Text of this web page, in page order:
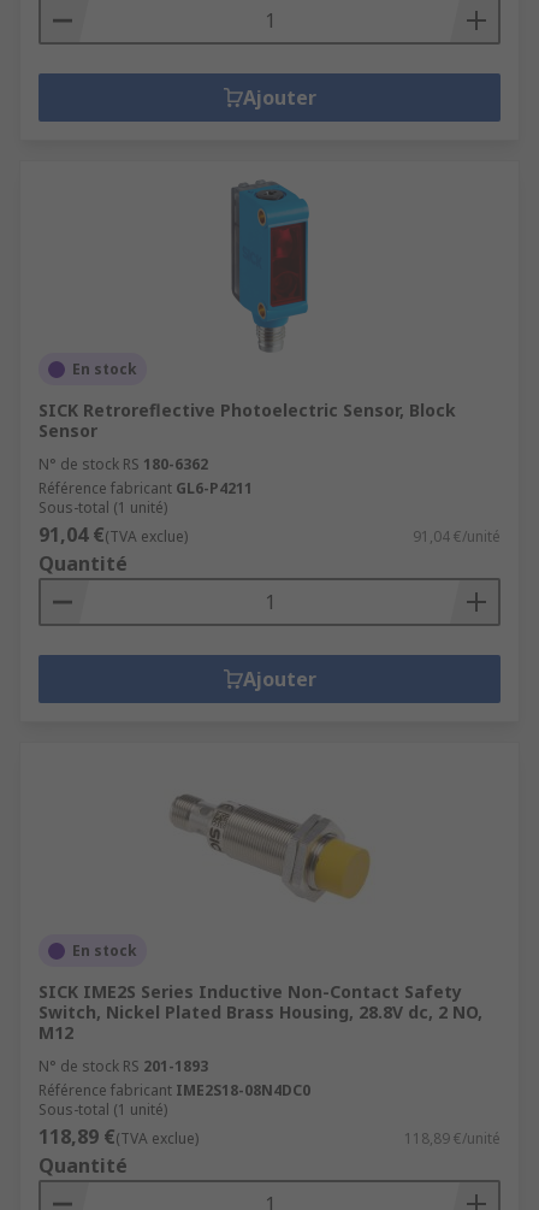
Ajouter
En stock
SICK Retroreflective Photoelectric Sensor, Block
Sensor
N° de stock RS 180-6362
Référence fabricant GL6-P4211
Sous-total (1 unité)
91,04 €(TVA exclue) 91,04 €/unité
Quantité
Ajouter
En stock
SICK IME2S Series Inductive Non-Contact Safety
Switch, Nickel Plated Brass Housing, 28.8V dc, 2 NO,
M12
N° de stock RS 201-1893
Référence fabricant IME2S18-08N4DC0
Sous-total (1 unité)
118,89 €(TVA exclue) 118,89 €/unité
Quantité